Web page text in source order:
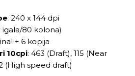
: 240 x 144 dpi
igala/80 kolona)
+ 6 kopija
10cpi: 463 (Draft), 115 (Near
(High speed draft)